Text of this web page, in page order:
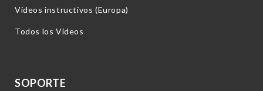
Videos instructivos (Europa)
Todos los Videos
SOPORTE